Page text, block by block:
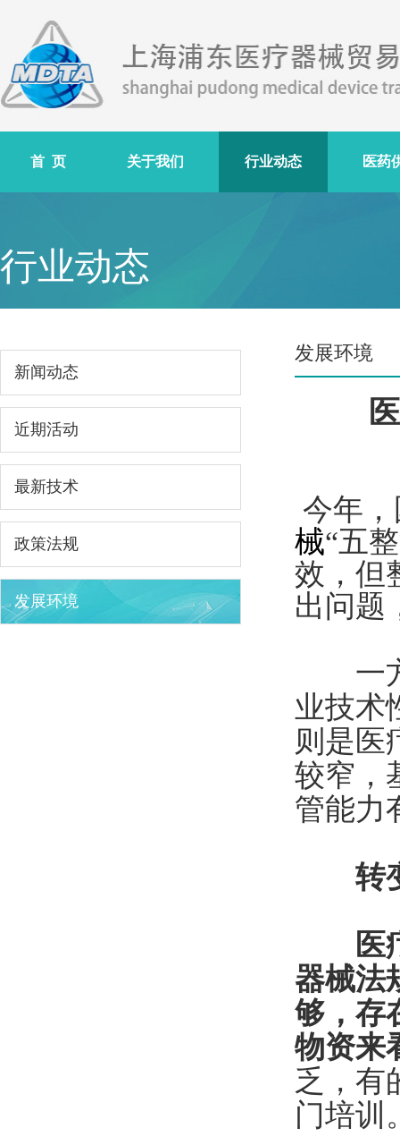
首 页 关于我们 行业动态 医药
行业动态
新闻动态
近期活动
最新技术
政策法规
发展环境
发展环境
今年
械“五
效，但
出问题
一方
业技术
则是医
较窄，
管能力
转
医
器械法
够，存
物资来
乏，有
门培训